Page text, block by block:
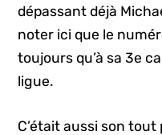
dépassant déjà
noter ici que le
toujours qu’à sa 3e
ligue.
C’était aussi son tout